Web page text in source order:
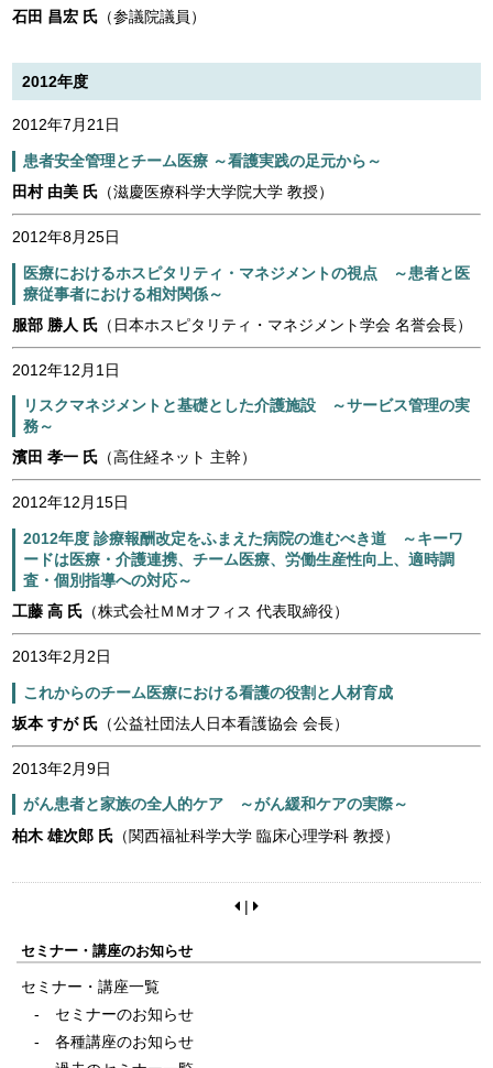
石田 昌宏 氏 （参議院議員）
2012年度
2012年7月21日
患者安全管理とチーム医療 ～看護実践の足元から～
田村 由美 氏 （滋慶医療科学大学院大学 教授）
2012年8月25日
医療におけるホスピタリティ・マネジメントの視点 ～患者と医
療従事者における相対関係～
服部 勝人 氏 （日本ホスピタリティ・マネジメント学会 名誉会長）
2012年12月1日
リスクマネジメントと基礎とした介護施設 ～サービス管理の実
務～
濱田 孝一 氏 （高住経ネット 主幹）
2012年12月15日
2012年度 診療報酬改定をふまえた病院の進むべき道 ～キーワ
ードは医療・介護連携、チーム医療、労働生産性向上、適時調
査・個別指導への対応～
工藤 高 氏 （株式会社ＭＭオフィス 代表取締役）
2013年2月2日
これからのチーム医療における看護の役割と人材育成
坂本 すが 氏 （公益社団法人日本看護協会 会長）
2013年2月9日
がん患者と家族の全人的ケア ～がん緩和ケアの実際～
柏木 雄次郎 氏 （関西福祉科学大学 臨床心理学科 教授）
|
セミナー・講座のお知らせ
セミナー・講座一覧
セミナーのお知らせ
各種講座のお知らせ